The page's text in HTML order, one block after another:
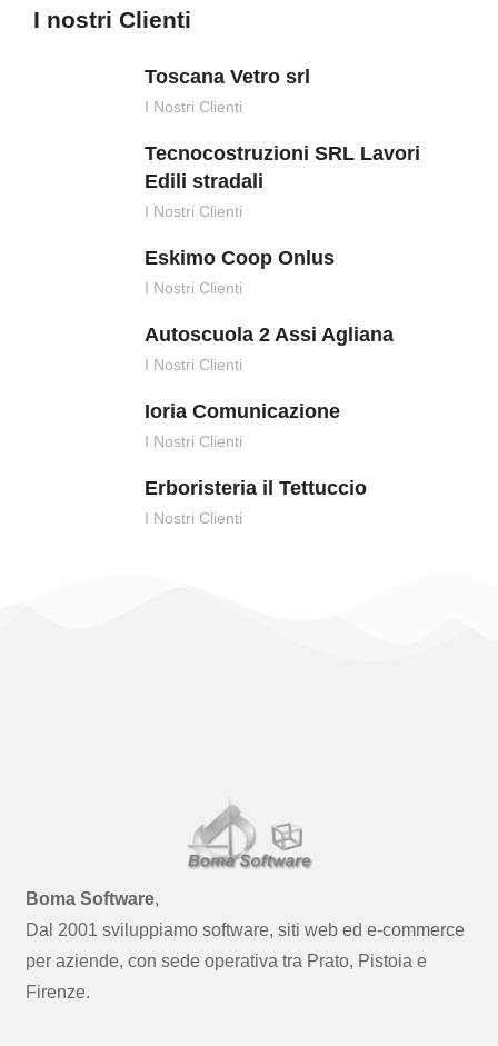
I nostri Clienti
Toscana Vetro srl
I Nostri Clienti
Tecnocostruzioni SRL Lavori
Edili stradali
I Nostri Clienti
Eskimo Coop Onlus
I Nostri Clienti
Autoscuola 2 Assi Agliana
I Nostri Clienti
Ioria Comunicazione
I Nostri Clienti
Erboristeria il Tettuccio
I Nostri Clienti
Boma Software,
Dal 2001 sviluppiamo software, siti web ed e-commerce
per aziende, con sede operativa tra Prato, Pistoia e
Firenze.